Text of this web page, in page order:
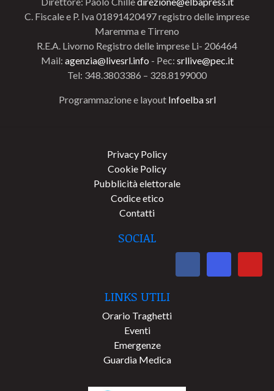
C. Fiscale e P. Iva 01891420497 registro delle imprese
Maremma e Tirreno
R.E.A. Livorno Registro delle imprese Li- 206464
Mail: agenzia@livesrl.info - Pec: srllive@pec.it
Tel: 348.3803386 – 328.8199000
Programmazione e layout Infoelba srl
Privacy Policy
Cookie Policy
Pubblicità elettorale
Codice etico
Contatti
SOCIAL
LINKS UTILI
Orario Traghetti
Eventi
Emergenze
Guardia Medica